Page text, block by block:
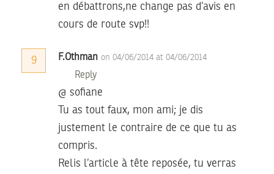
en débattrons,ne change pas d’avis en
cours de route svp!!
9 F.Othman on 04/06/2014 at 04/06/2014
Reply
@ sofiane
Tu as tout faux, mon ami; je dis
justement le contraire de ce que tu as
compris.
Relis l’article à tête reposée, tu verras